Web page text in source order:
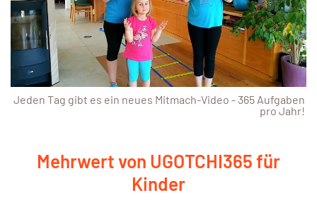
Jeden Tag gibt es ein neues Mitmach-Video - 365 Aufgaben
pro Jahr!
Mehrwert von UGOTCHI365 für
Kinder